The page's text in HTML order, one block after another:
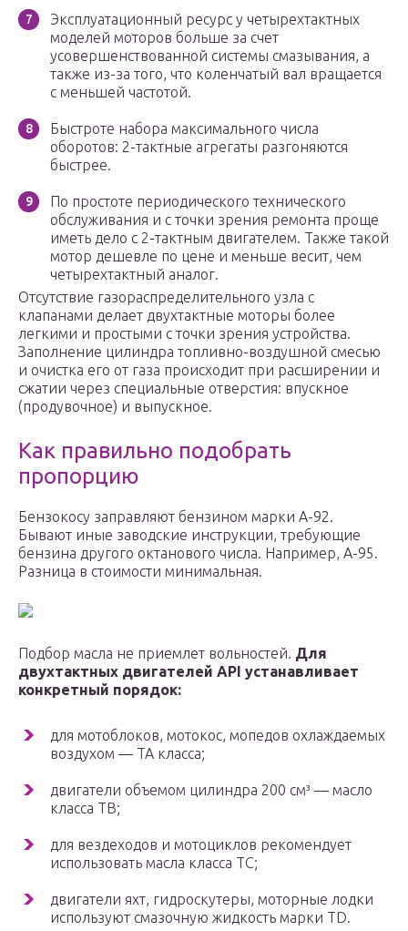
Эксплуатационный ресурс у четырехтактных
моделей моторов больше за счет
усовершенствованной системы смазывания, а
также из-за того, что коленчатый вал вращается
с меньшей частотой.
Быстроте набора максимального числа
оборотов: 2-тактные агрегаты разгоняются
быстрее.
По простоте периодического технического
обслуживания и с точки зрения ремонта проще
иметь дело с 2-тактным двигателем. Также такой
мотор дешевле по цене и меньше весит, чем
четырехтактный аналог.
Отсутствие газораспределительного узла с
клапанами делает двухтактные моторы более
легкими и простыми с точки зрения устройства.
Заполнение цилиндра топливно-воздушной смесью
и очистка его от газа происходит при расширении и
сжатии через специальные отверстия: впускное
(продувочное) и выпускное.
Как правильно подобрать
пропорцию
Бензокосу заправляют бензином марки А-92.
Бывают иные заводские инструкции, требующие
бензина другого октанового числа. Например, А-95.
Разница в стоимости минимальная.
Подбор масла не приемлет вольностей. Для
двухтактных двигателей API устанавливает
конкретный порядок:
для мотоблоков, мотокос, мопедов охлаждаемых
воздухом — ТА класса;
двигатели объемом цилиндра 200 см³ — масло
класса ТВ;
для вездеходов и мотоциклов рекомендует
использовать масла класса ТС;
двигатели яхт, гидроскутеры, моторные лодки
используют смазочную жидкость марки ТD.